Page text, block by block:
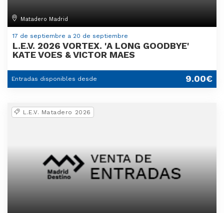
Matadero Madrid
17 de septiembre a 20 de septiembre
L.E.V. 2026 VORTEX. 'A LONG GOODBYE'
KATE VOES & VICTOR MAES
Entradas disponibles desde 9.00€
L.E.V. Matadero 2026